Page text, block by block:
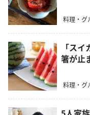
料理・グ
「ス
箸が止
料理・グ